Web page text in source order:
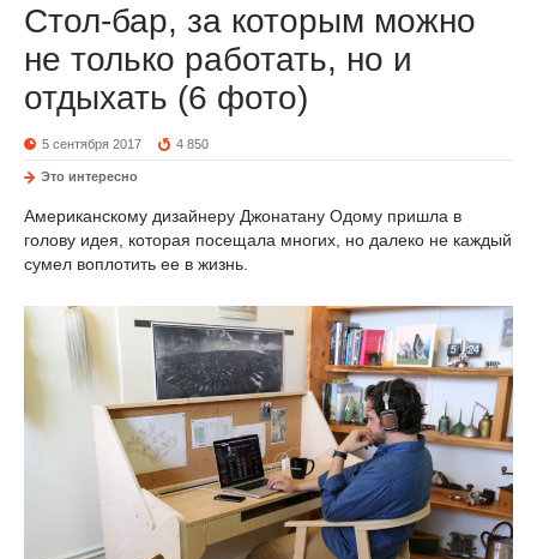
Стол-бар, за которым можно
не только работать, но и
отдыхать (6 фото)
5 сентября 2017 4 850
Это интересно
Американскому дизайнеру Джонатану Одому пришла в
голову идея, которая посещала многих, но далеко не каждый
сумел воплотить ее в жизнь.